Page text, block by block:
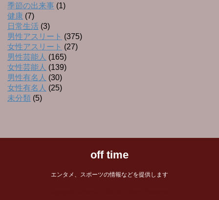
季節の出来事 (1)
健康 (7)
日常生活 (3)
男性アスリート (375)
女性アスリート (27)
男性芸能人 (165)
女性芸能人 (139)
男性有名人 (30)
女性有名人 (25)
未分類 (5)
off time
エンタメ、スポーツの情報などを提供します